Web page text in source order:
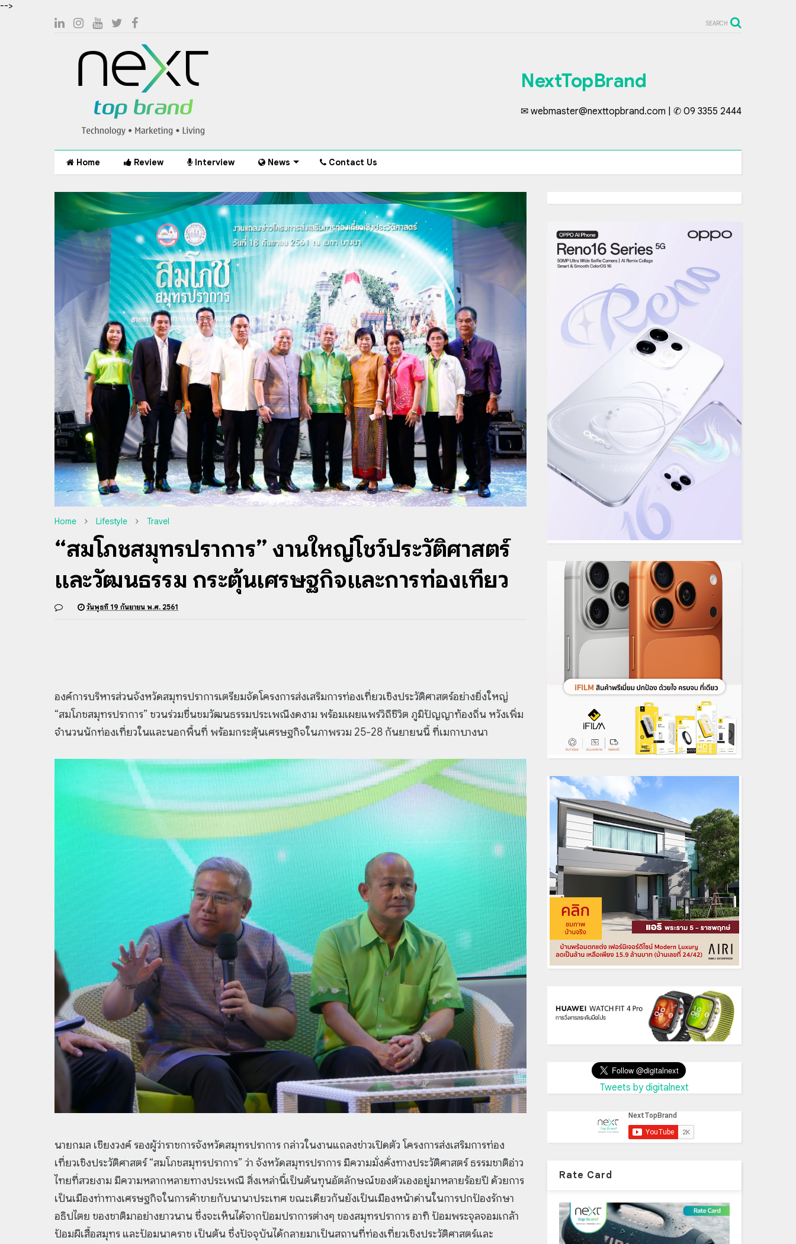
-->
SEARCH
NextTopBrand
✉ webmaster@nexttopbrand.com | ✆ 09 3355 2444
Home Review Interview News Contact Us
Home Lifestyle Travel
“สมโภชสมุทรปราการ” งานใหญ่โชว์ประวัติศาสตร์
และวัฒนธรรม กระตุ้นเศรษฐกิจและการท่องเที่ยว
วันพุธที่ 19 กันยายน พ.ศ. 2561
องค์การบริหารส่วนจังหวัดสมุทรปราการเตรียมจัดโครงการส่งเสริมการท่องเที่ยวเชิงประวัติศาสตร์อย่างยิ่งใหญ่
“สมโภชสมุทรปราการ” ชวนร่วมชื่นชมวัฒนธรรมประเพณีงดงาม พร้อมเผยแพร่วิถีชีวิต ภูมิปัญญาท้องถิ่น หวังเพิ่ม
จำนวนนักท่องเที่ยวในและนอกพื้นที่ พร้อมกระตุ้นเศรษฐกิจในภาพรวม 25-28 กันยายนนี้ ที่เมกาบางนา
นายกมล เชียงวงค์ รองผู้ว่าราชการจังหวัดสมุทรปราการ กล่าวในงานแถลงข่าวเปิดตัว โครงการส่งเสริมการท่อง
เที่ยวเชิงประวัติศาสตร์ “สมโภชสมุทรปราการ” ว่า จังหวัดสมุทรปราการ มีความมั่งคั่งทางประวัติศาสตร์ ธรรมชาติอ่าว
ไทยที่สวยงาม มีความหลากหลายทางประเพณี สิ่งเหล่านี้เป็นต้นทุนอัตลักษณ์ของตัวเองอยู่มาหลายร้อยปี ด้วยการ
เป็นเมืองท่าทางเศรษฐกิจในการค้าขายกับนานาประเทศ ขณะเดียวกันยังเป็นเมืองหน้าด่านในการปกป้องรักษา
อธิปไตย ของชาติมาอย่างยาวนาน ซึ่งจะเห็นได้จากป้อมปราการต่างๆ ของสมุทรปราการ อาทิ ป้อมพระจุลจอมเกล้า
ป้อมผีเสื้อสมุทร และป้อมนาคราช เป็นต้น ซึ่งปัจจุบันได้กลายมาเป็นสถานที่ท่องเที่ยวเชิงประวัติศาสตร์และ
Tweets by digitalnext
Rate Card